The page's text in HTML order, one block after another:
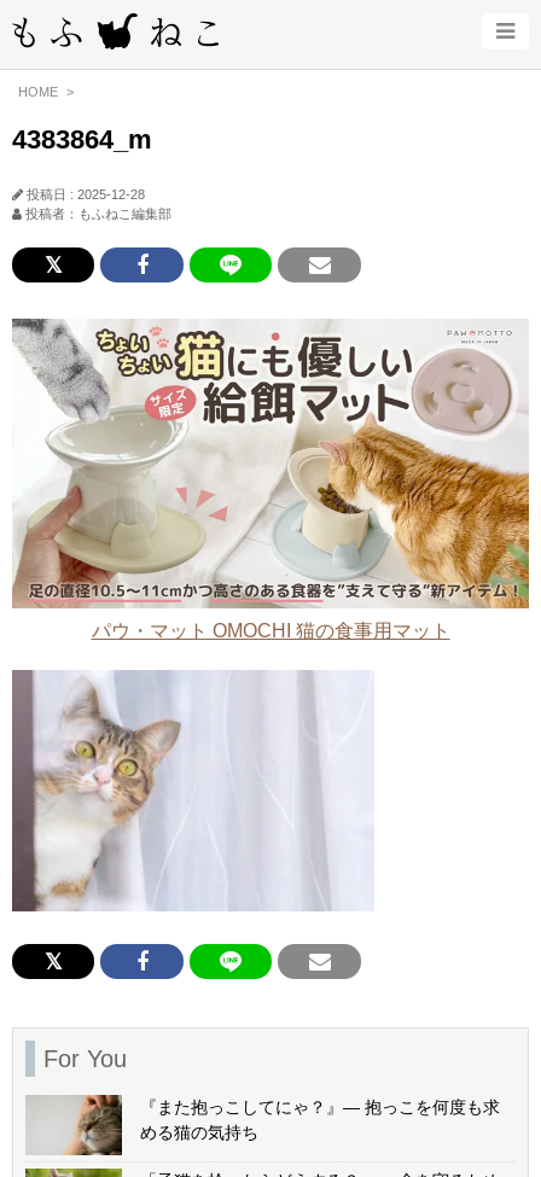
HOME
4383864_m
投稿日 : 2025-12-28
投稿者：もふねこ編集部
パウ・マット OMOCHI 猫の食事用マット
For You
『また抱っこしてにゃ？』— 抱っこを何度も求
める猫の気持ち